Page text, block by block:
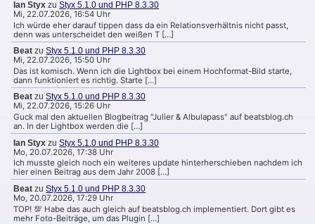
Ian Styx zuStyx 5.1.0 und PHP 8.3.30
Mi, 22.07.2026, 16:54 Uhr
Ich würde eher darauf tippen dass da ein Relationsverhältnis nicht passt,
denn was unterscheidet den weißen T […]
Beat zuStyx 5.1.0 und PHP 8.3.30
Mi, 22.07.2026, 15:50 Uhr
Das ist komisch. Wenn ich die Lightbox bei einem Hochformat-Bild starte,
dann funktioniert es richtig. Starte […]
Beat zuStyx 5.1.0 und PHP 8.3.30
Mi, 22.07.2026, 15:26 Uhr
Guck mal den aktuellen Blogbeitrag "Julier & Albulapass" auf beatsblog.ch
an. In der Lightbox werden die […]
Ian Styx zuStyx 5.1.0 und PHP 8.3.30
Mo, 20.07.2026, 17:38 Uhr
Ich musste gleich noch ein weiteres update hinterherschieben nachdem ich
hier einen Beitrag aus dem Jahr 2008 […]
Beat zuStyx 5.1.0 und PHP 8.3.30
Mo, 20.07.2026, 17:29 Uhr
TOP! 💯 Habe das auch gleich auf beatsblog.ch implementiert. Dort gibt es
mehr Foto-Beiträge, um das Plugin […]